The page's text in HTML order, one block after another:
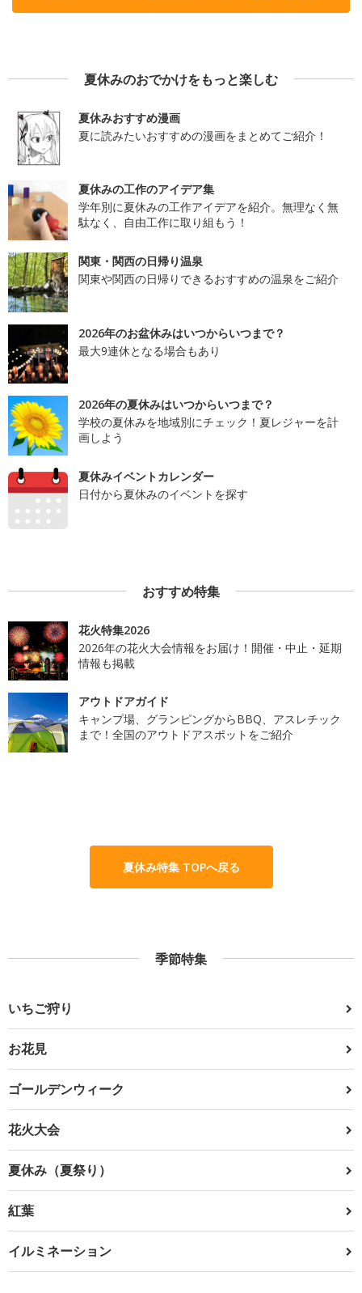
夏休みのおでかけをもっと楽しむ
夏休みおすすめ漫画
夏に読みたいおすすめの漫画をまとめてご紹介！
夏休みの工作のアイデア集
学年別に夏休みの工作アイデアを紹介。無理なく無
駄なく、自由工作に取り組もう！
関東・関西の日帰り温泉
関東や関西の日帰りできるおすすめの温泉をご紹介
2026年のお盆休みはいつからいつまで？
最大9連休となる場合もあり
2026年の夏休みはいつからいつまで？
学校の夏休みを地域別にチェック！夏レジャーを計
画しよう
夏休みイベントカレンダー
日付から夏休みのイベントを探す
おすすめ特集
花火特集2026
2026年の花火大会情報をお届け！開催・中止・延期
情報も掲載
アウトドアガイド
キャンプ場、グランピングからBBQ、アスレチック
まで！全国のアウトドアスポットをご紹介
夏休み特集 TOPへ戻る
季節特集
いちご狩り
お花見
ゴールデンウィーク
花火大会
夏休み（夏祭り）
紅葉
イルミネーション